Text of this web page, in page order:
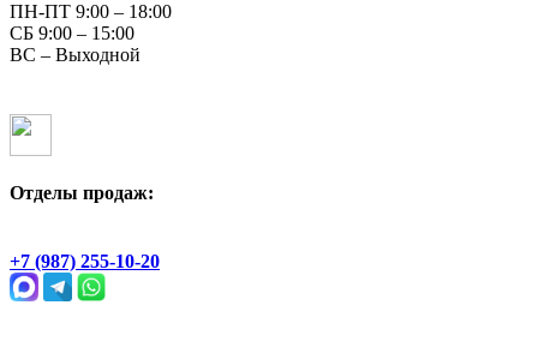
ПН-ПТ 9:00 – 18:00
СБ 9:00 – 15:00
ВС – Выходной
Отделы продаж:
+7 (987) 255-10-20